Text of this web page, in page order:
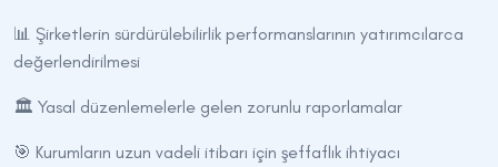
📊 Şirketlerin sürdürülebilirlik performanslarının yatırımcılarca
değerlendirilmesi
🏛️ Yasal düzenlemelerle gelen zorunlu raporlamalar
🎯 Kurumların uzun vadeli itibarı için şeffaflık ihtiyacı